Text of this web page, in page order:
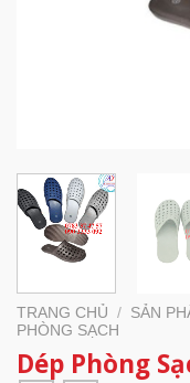
TRANG CHỦ / SẢN
PHÒNG SẠCH
Dép Phòng